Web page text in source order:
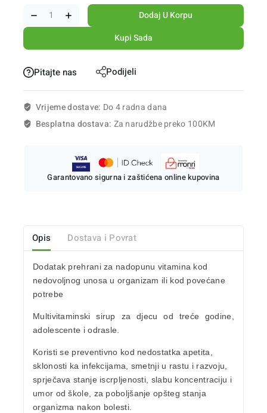
Dodaj U Korpu
Kupi Sada
Pitajte nas Podijeli
Vrijeme dostave: Do 4 radna dana
Besplatna dostava: Za narudžbe preko 100KM
Garantovano sigurna i zaštićena online kupovina
Opis Dostava i Povrat
Dodatak prehrani za nadopunu vitamina kod
nedovoljnog unosa u organizam ili kod povećane
potrebe
Multivitaminski sirup za djecu od treće godine,
adolescente i odrasle.
Koristi se preventivno kod nedostatka apetita,
sklonosti ka infekcijama, smetnji u rastu i razvoju,
sprječava stanje iscrpljenosti, slabu koncentraciju i
umor od škole, za poboljšanje opšteg stanja
organizma nakon bolesti.